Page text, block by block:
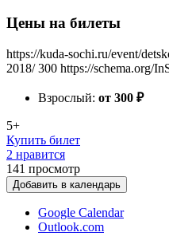
Цены на билеты
https://kuda-sochi.ru/event/
2018/ 300 https://schema.org/
Взрослый: от 300 ₽
5+
Купить билет
2 нравится
141 просмотр
Добавить в календарь
Google Calendar
Outlook.com